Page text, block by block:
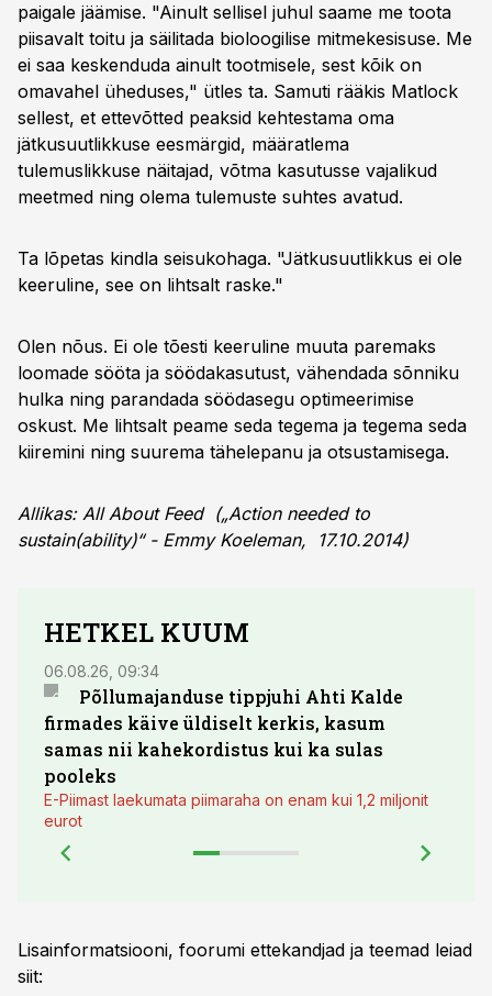
paigale jäämise. "Ainult sellisel juhul saame me toota
piisavalt toitu ja säilitada bioloogilise mitmekesisuse. Me
ei saa keskenduda ainult tootmisele, sest kõik on
omavahel üheduses," ütles ta. Samuti rääkis Matlock
sellest, et ettevõtted peaksid kehtestama oma
jätkusuutlikkuse eesmärgid, määratlema
tulemuslikkuse näitajad, võtma kasutusse vajalikud
meetmed ning olema tulemuste suhtes avatud.
Ta lõpetas kindla seisukohaga. "Jätkusuutlikkus ei ole
keeruline, see on lihtsalt raske."
Olen nõus. Ei ole tõesti keeruline muuta paremaks
loomade sööta ja söödakasutust, vähendada sõnniku
hulka ning parandada söödasegu optimeerimise
oskust. Me lihtsalt peame seda tegema ja tegema seda
kiiremini ning suurema tähelepanu ja otsustamisega.
Allikas: All About Feed („Action needed to
sustain(ability)“ - Emmy Koeleman, 17.10.2014)
HETKEL KUUM
06.08.26, 09:34
Põllumajanduse tippjuhi Ahti Kalde
firmades käive üldiselt kerkis, kasum
samas nii kahekordistus kui ka sulas
pooleks
E-Piimast laekumata piimaraha on enam kui 1,2 miljonit
eurot
Lisainformatsiooni, foorumi ettekandjad ja teemad leiad
siit: